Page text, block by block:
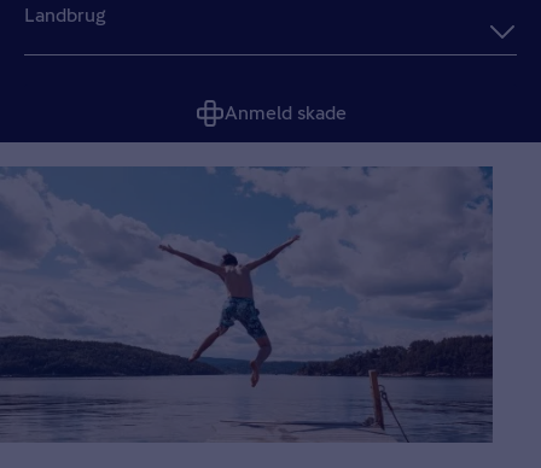
Landbrug
Anmeld skade